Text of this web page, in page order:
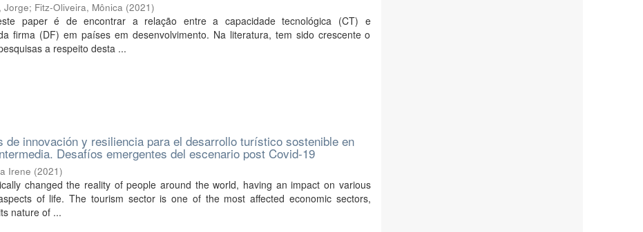
Jorge; Fitz-Oliveira, Mônica (2021)
paper é de encontrar a relação entre a capacidade tecnológica (CT) e
firma (DF) em países em desenvolvimento. Na literatura, tem sido crescente o
a respeito desta ...
de innovación y resiliencia para el desarrollo turístico sostenible en
Desafíos emergentes del escenario post Covid-19
Irene (2021)
changed the reality of people around the world, having an impact on various
of life. The tourism sector is one of the most affected economic sectors,
nature of ...